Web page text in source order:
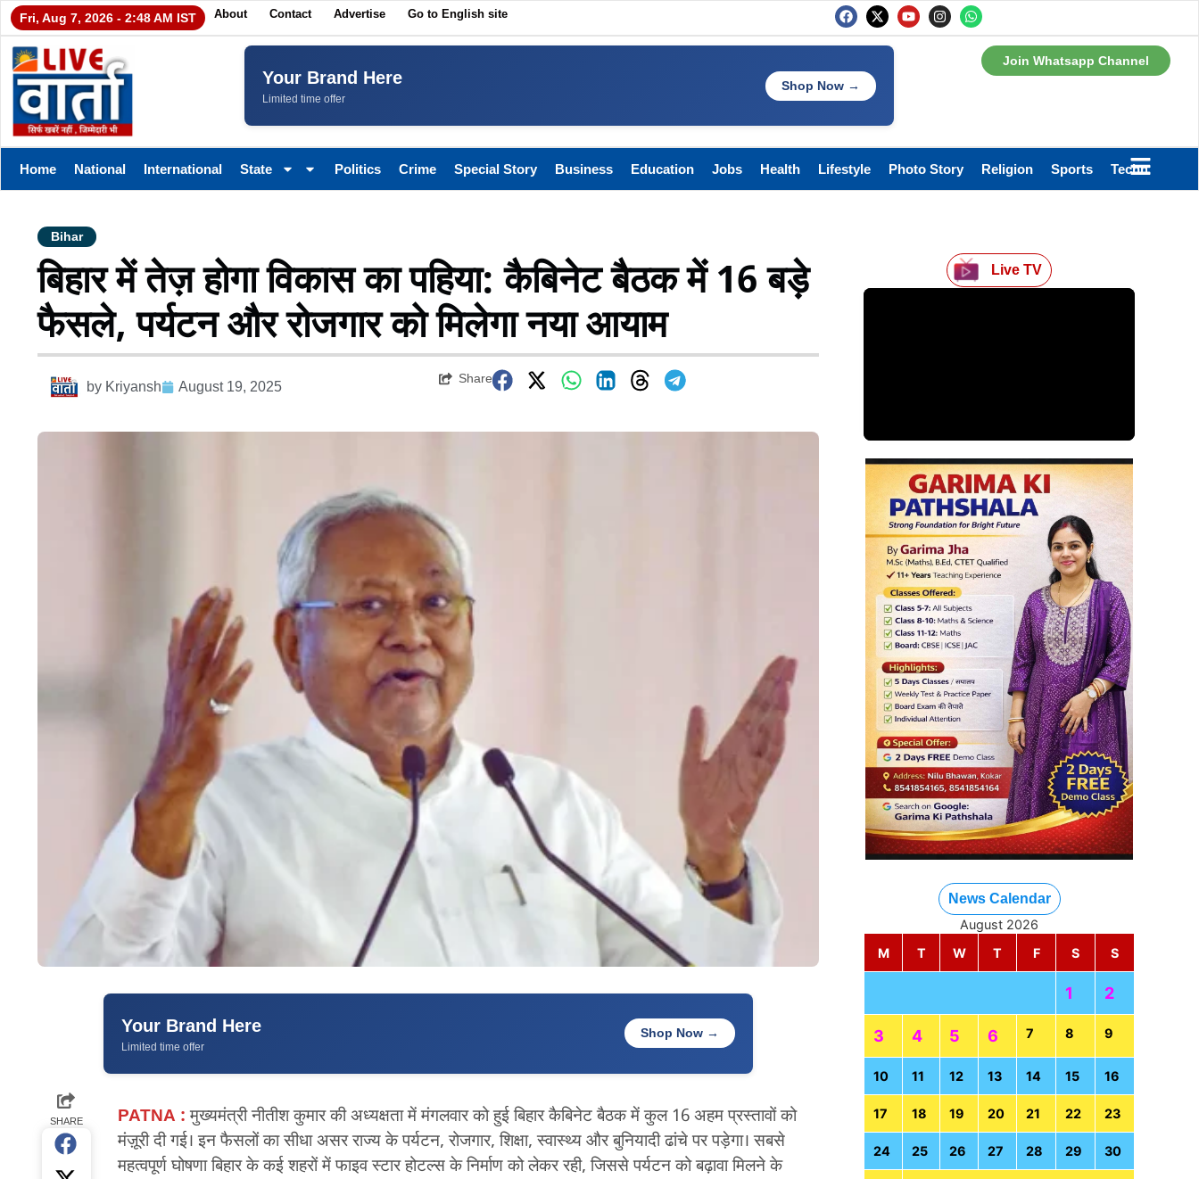
Fri, Aug 7, 2026 - 2:48 AM IST About Contact Advertise Go to English site
Your Brand Here
Limited time offer
Shop Now →
Join Whatsapp Channel
Home National International State Politics Crime Special Story Business Education Jobs Health Lifestyle Photo Story Religion Sports Technology
Bihar
बिहार में तेज़ होगा विकास का पहिया: कैबिनेट बैठक में 16 बड़े
फैसले, पर्यटन और रोजगार को मिलेगा नया आयाम
by Kriyansh August 19, 2025
Share
Your Brand Here
Limited time offer
Shop Now →
SHARE PATNA : मुख्यमंत्री नीतीश कुमार की अध्यक्षता में मंगलवार को हुई बिहार कैबिनेट बैठक में कुल 16 अहम प्रस्तावों को
मंज़ूरी दी गई। इन फैसलों का सीधा असर राज्य के पर्यटन, रोजगार, शिक्षा, स्वास्थ्य और बुनियादी ढांचे पर पड़ेगा। सबसे
महत्वपूर्ण घोषणा बिहार के कई शहरों में फाइव स्टार होटल्स के निर्माण को लेकर रही, जिससे पर्यटन को बढ़ावा मिलने के
Live TV
News Calendar
August 2026
M
T W T F S S
1 2
3 4 5 6 7 8 9
10 11 12 13 14 15 16
17 18 19 20 21 22 23
24 25 26 27 28 29 30